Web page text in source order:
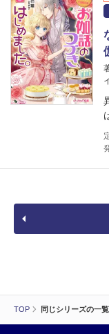
TOP 同じシリーズの一覧